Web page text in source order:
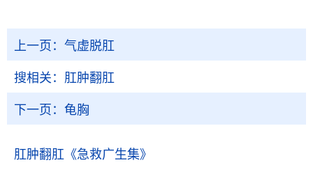
上一页： 气虚脱肛
搜相关： 肛肿翻肛
下一页： 龟胸
肛肿翻肛 《急救广生集》